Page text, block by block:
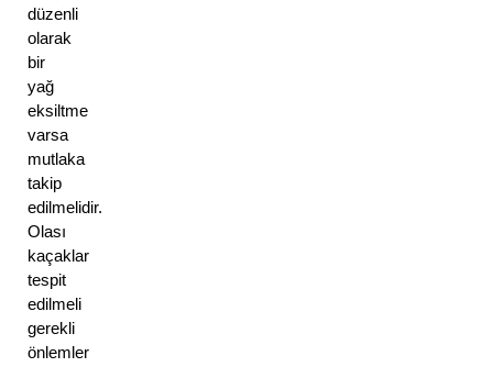
düzenli
olarak
bir
yağ
eksiltme
varsa
mutlaka
takip
edilmelidir.
Olası
kaçaklar
tespit
edilmeli
gerekli
önlemler